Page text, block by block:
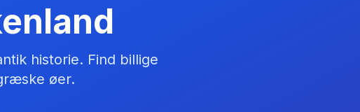
historie. Find billige
øer.